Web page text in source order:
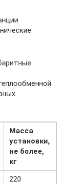
Масса
установки,
не более,
кг
220